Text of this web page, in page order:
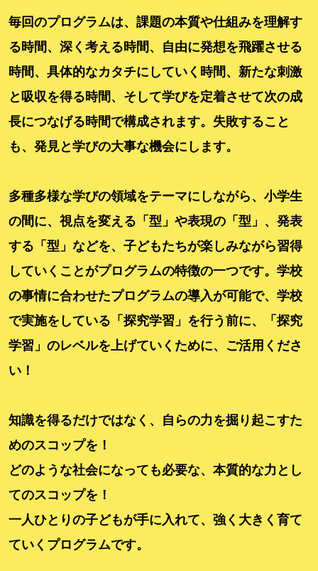
毎回のプログラムは、課題の本質や仕組みを理解す
る時間、深く考える時間、自由に発想を飛躍させる
時間、具体的なカタチにしていく時間、新たな刺激
と吸収を得る時間、そして学びを定着させて次の成
長につなげる時間で構成されます。失敗すること
も、発見と学びの大事な機会にします。
多種多様な学びの領域をテーマにしながら、小学生
の間に、視点を変える「型」や表現の「型」、発表
する「型」などを、子どもたちが楽しみながら習得
していくことがプログラムの特徴の一つです。学校
の事情に合わせたプログラムの導入が可能で、 学校
で実施をしている「探究学習」を行う前に、「探究
学習」のレベルを上げていくために、ご活用くださ
い！
知識を得るだけではなく、自らの力を掘り起こすた
めのスコップを！
どのような社会になっても必要な、本質的な力とし
てのスコップを！
一人ひとりの子どもが手に入れて、強く大きく育て
ていくプログラムです。